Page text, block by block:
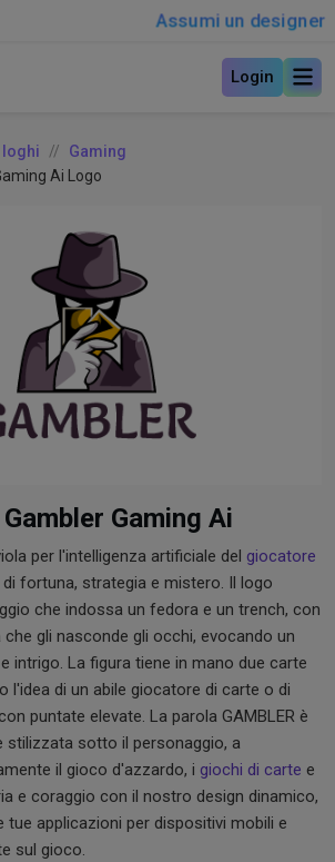
Assumi un designer
Login
loghi
Gaming
Ai Logo
Gaming Ai
per l'intelligenza artificiale del giocatore
di fortuna, strategia e mistero. Il logo
che indossa un fedora e un trench, con
gli nasconde gli occhi, evocando un
intrigo. La figura tiene in mano due carte
l'idea di un abile giocatore di carte o di
puntate elevate. La parola GAMBLER è
stilizzata sotto il personaggio, a
il gioco d'azzardo, i giochi di carte e
e coraggio con il nostro design dinamico,
tue applicazioni per dispositivi mobili e
sul gioco.